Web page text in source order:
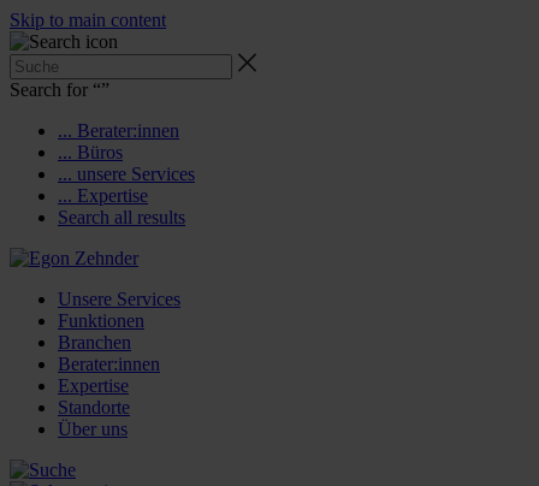
Skip to main content
Search for “”
... Berater:innen
... Büros
... unsere Services
... Expertise
Search all results
Unsere Services
Funktionen
Branchen
Berater:innen
Expertise
Standorte
Über uns